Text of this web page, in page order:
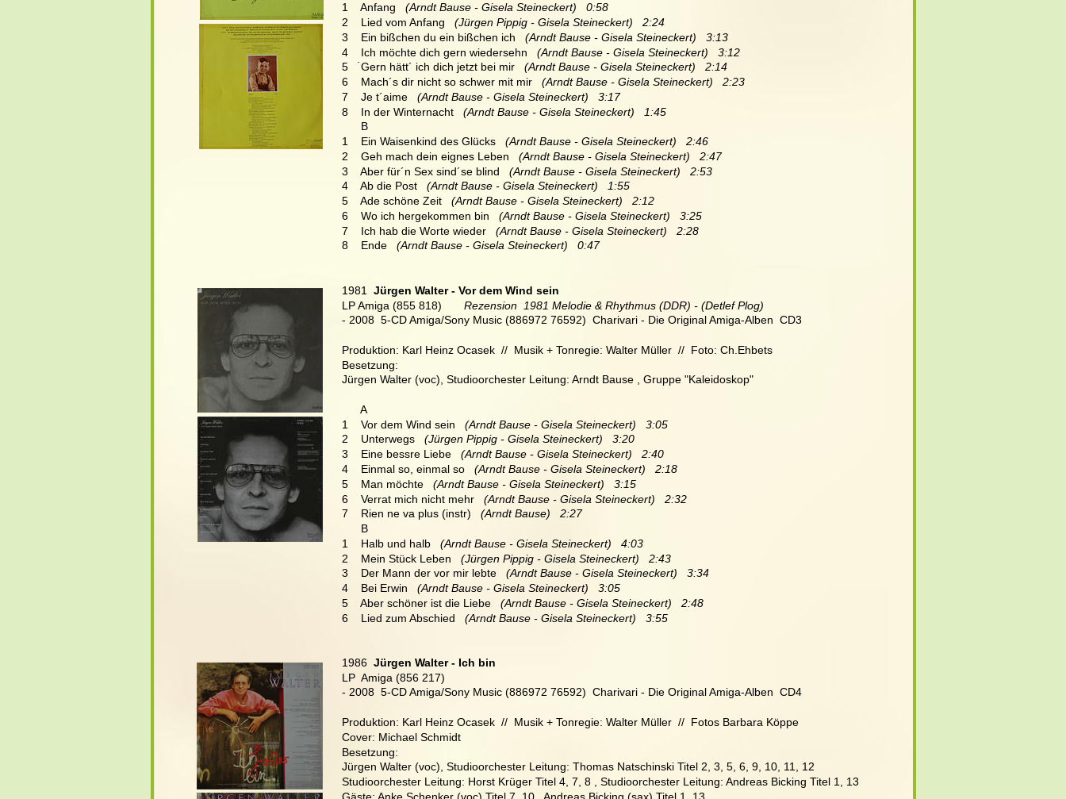
1    Anfang (Arndt Bause - Gisela Steineckert)   0:58
2    Lied vom Anfang
  (Jürgen Pippig - Gisela Steineckert)   2:24
3    Ein bißchen du ein bißchen ich (Arndt Bause - Gisela Steineckert)   3:13
4    Ich möchte dich gern wiedersehn
(Arndt Bause - Gisela Steineckert)   3:12
5    Gern hätt´ ich dich jetzt bei mir (Arndt Bause - Gisela Steineckert)   2:14
6    Mach´s dir nicht so schwer mit mir
  (Arndt Bause - Gisela Steineckert)   2:23
7    Je t´aime
  (Arndt Bause - Gisela Steineckert)   3:17
8    In der Winternacht (Arndt Bause - Gisela Steineckert)   1:45
      B
1    Ein Waisenkind des Glücks
  (Arndt Bause - Gisela Steineckert)   2:46
2    Geh mach dein eignes Leben (Arndt Bause - Gisela Steineckert)   2:47
3    Aber für´n Sex sind´se blind (Arndt Bause - Gisela Steineckert)   2:53
4    Ab die Post
(Arndt Bause - Gisela Steineckert)   1:55
5    Ade schöne Zeit
  (Arndt Bause - Gisela Steineckert)   2:12
6    Wo ich hergekommen bin
(Arndt Bause - Gisela Steineckert)   3:25
7    Ich hab die Worte wieder (Arndt Bause - Gisela Steineckert)   2:28
8    Ende
(Arndt Bause - Gisela Steineckert)   0:47
1981
  Jürgen Walter - Vor dem Wind sein
LP Amiga (855 818) Rezension  1981 Melodie & Rhythmus (DDR) - (Detlef Plog)
- 2008  5-CD Amiga/Sony Music (886972 76592)  Charivari - Die Original Amiga-Alben  CD3
Produktion: Karl Heinz Ocasek  //  Musik + Tonregie: Walter Müller  //  Foto: Ch.Ehbets
Besetzung:
Jürgen Walter (voc), Studioorchester Leitung: Arndt Bause , Gruppe "Kaleidoskop"
      A
1    Vor dem Wind sein (Arndt Bause - Gisela Steineckert)   3:05
2    Unterwegs (Jürgen Pippig - Gisela Steineckert)   3:20
3    Eine bessre Liebe (Arndt Bause - Gisela Steineckert)   2:40
4    Einmal so, einmal so
(Arndt Bause - Gisela Steineckert)   2:18
5    Man möchte
(Arndt Bause - Gisela Steineckert)   3:15
6    Verrat mich nicht mehr
  (Arndt Bause - Gisela Steineckert)   2:32
7    Rien ne va plus (instr)
(Arndt Bause)   2:27
      B
1    Halb und halb (Arndt Bause - Gisela Steineckert)   4:03
2    Mein Stück Leben (Jürgen Pippig - Gisela Steineckert)   2:43
3    Der Mann der vor mir lebte
   (Arndt Bause - Gisela Steineckert)   3:34
4    Bei Erwin
(Arndt Bause - Gisela Steineckert)   3:05
5    Aber schöner ist die Liebe
(Arndt Bause - Gisela Steineckert)   2:48
6    Lied zum Abschied
  (Arndt Bause - Gisela Steineckert)   3:55
1986
  Jürgen Walter - Ich bin
LP  Amiga (856 217)
- 2008  5-CD Amiga/Sony Music (886972 76592)  Charivari - Die Original Amiga-Alben  CD4
Produktion: Karl Heinz Ocasek  //  Musik + Tonregie: Walter Müller  //  Fotos Barbara Köppe
Cover: Michael Schmidt
Besetzung:
Jürgen Walter (voc), Studioorchester Leitung: Thomas Natschinski Titel 2, 3, 5, 6, 9, 10, 11, 12
Studioorchester Leitung: Horst Krüger Titel 4, 7, 8 , Studioorchester Leitung: Andreas Bicking Titel 1, 13